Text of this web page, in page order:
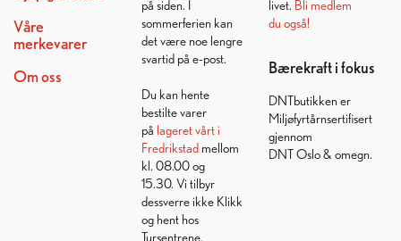
Våre
merkevarer
Om oss
på siden. I
sommerferien kan
det være noe lengre
svartid på e-post.
Du kan hente
bestilte varer
på lageret vårt i
Fredrikstadmellom
kl. 08.00 og
15.30. Vi tilbyr
dessverre ikke Klikk
og hent hos
Tursentrene.
livet. Bli medlem
du også!
Bærekraft i fokus
DNTbutikken er
Miljøfyrtårnsertifisert
gjennom
DNT Oslo & omegn.